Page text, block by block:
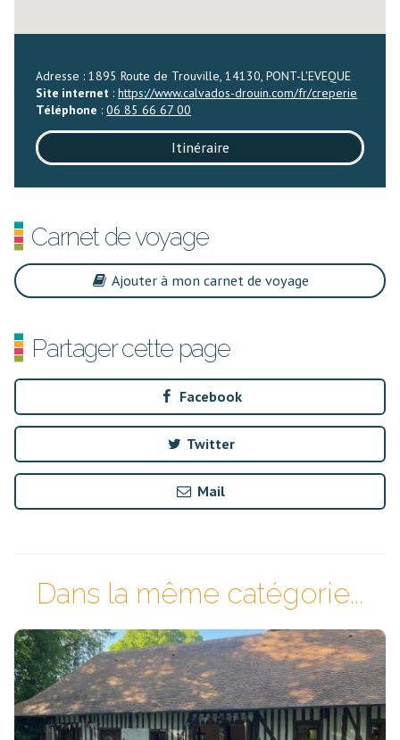
Adresse : 1895 Route de Trouville, 14130, PONT-L'EVEQUE
Site internet :https://www.calvados-drouin.com/fr/creperie
Téléphone :06 85 66 67 00
Itinéraire
Carnet de voyage
Ajouter à mon carnet de voyage
Partager cette page
Facebook
Twitter
Mail
Dans la même catégorie...